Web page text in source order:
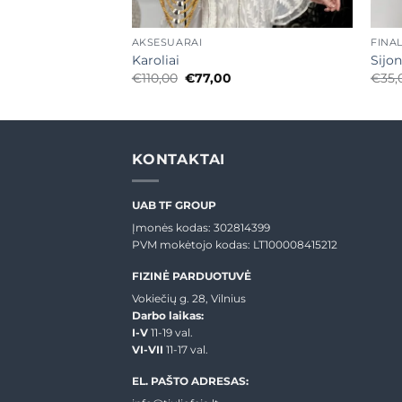
AKSESUARAI
Karoliai
€110,00 Original
price
€77,00
€
KONTAKTAI
UAB TF GROUP
Įmonės kodas: 302814399
PVM mokėtojo kodas: LT100008415212
FIZINĖ PARDUOTUVĖ
Vokiečių g. 28, Vilnius
Darbo laikas:
I-V 11-19 val.
VI-VII 11-17 val.
EL. PAŠTO ADRESAS: